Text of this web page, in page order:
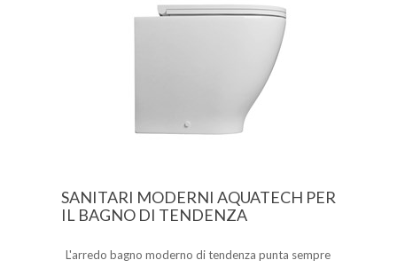
SANITARI MODERNI AQUATECH PER
IL BAGNO DI TENDENZA
L'arredo bagno moderno di tendenza punta sempre